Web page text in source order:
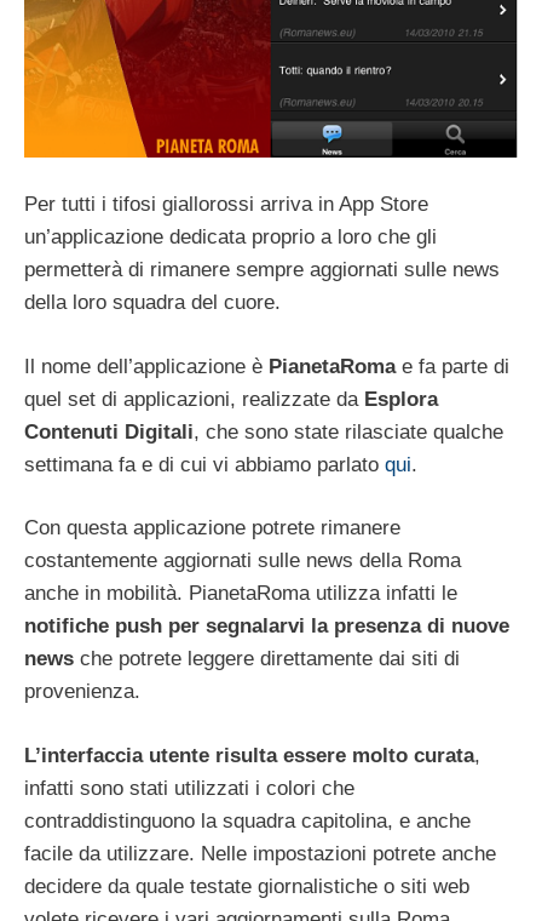
Per tutti i tifosi giallorossi arriva in App Store
un’applicazione dedicata proprio a loro che gli
permetterà di rimanere sempre aggiornati sulle news
della loro squadra del cuore.
Il nome dell’applicazione è PianetaRomae fa parte di
quel set di applicazioni, realizzate da Esplora
Contenuti Digitali, che sono state rilasciate qualche
settimana fa e di cui vi abbiamo parlato qui.
Con questa applicazione potrete rimanere
costantemente aggiornati sulle news della Roma
anche in mobilità. PianetaRoma utilizza infatti le
notifiche push per segnalarvi la presenza di nuove
news che potrete leggere direttamente dai siti di
provenienza.
L’interfaccia utente risulta essere molto curata,
infatti sono stati utilizzati i colori che
contraddistinguono la squadra capitolina, e anche
facile da utilizzare. Nelle impostazioni potrete anche
decidere da quale testate giornalistiche o siti web